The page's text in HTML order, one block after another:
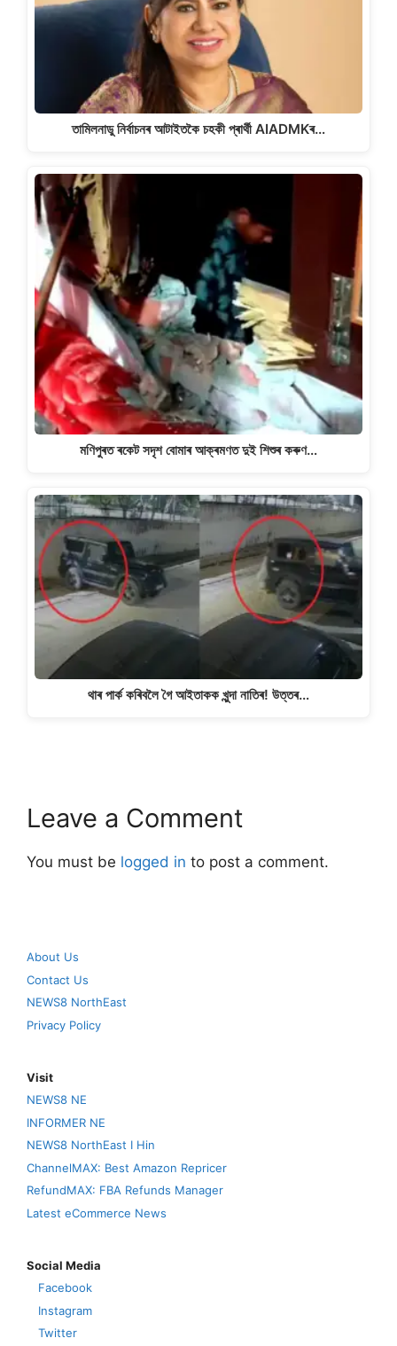
তামিলনাডু নিৰ্বাচনৰ আটাইতকৈ চহকী প্ৰাৰ্থী AIADMKৰ…
মণিপুৰত ৰকেট সদৃশ বোমাৰ আক্ৰমণত দুই শিশুৰ কৰুণ…
থাৰ পাৰ্ক কৰিবলৈ গৈ আইতাকক খুন্দা নাতিৰ! উত্তৰ…
Leave a Comment
You must be logged in to post a comment.
About Us
Contact Us
NEWS8 NorthEast
Privacy Policy
Visit
NEWS8 NE
INFORMER NE
NEWS8 NorthEast I Hin
ChannelMAX: Best Amazon Repricer
RefundMAX: FBA Refunds Manager
Latest eCommerce News
Social Media
Facebook
Instagram
Twitter